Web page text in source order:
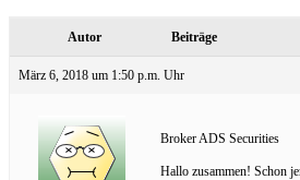
Autor Beiträge
März 6, 2018 um 1:50 p.m. Uhr
Broker ADS Securities
Hallo zusammen! Schon